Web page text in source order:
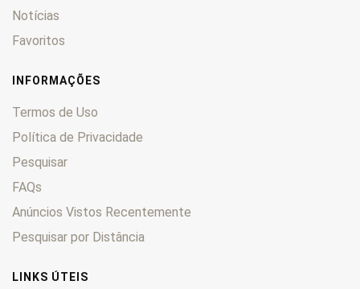
Speed Twin
Sport
SSK 0
Street Triple
T 0
Thruxton
Tiger 0
Trident 0
TRW 0
Notícias
Favoritos
INFORMAÇÕES
Termos de Uso
Política de Privacidade
Pesquisar
FAQs
Anúncios Vistos Recentemente
Pesquisar por Distância
LINKS ÚTEIS